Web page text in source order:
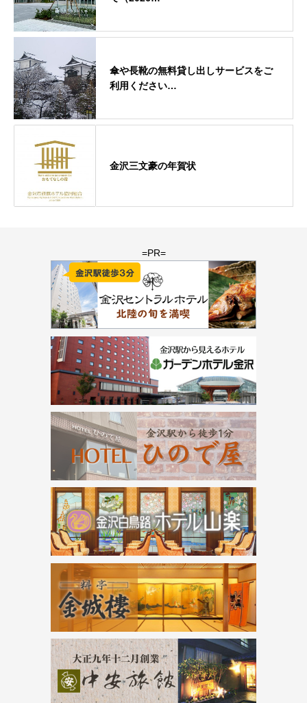
傘や長靴の無料貸し出しサービスをご
利用ください…
金沢三文豪の年賀状
=PR=